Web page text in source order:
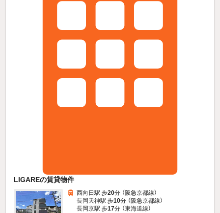
LIGAREの賃貸物件
西向日駅 歩20分 （阪急京都線）
長岡天神駅 歩10分 （阪急京都線）
長岡京駅 歩17分 （東海道線）